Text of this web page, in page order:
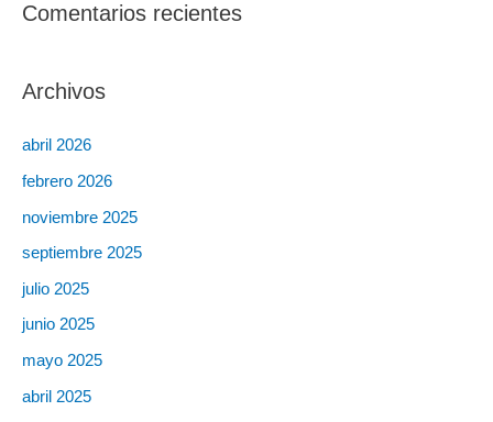
Comentarios recientes
Archivos
abril 2026
febrero 2026
noviembre 2025
septiembre 2025
julio 2025
junio 2025
mayo 2025
abril 2025